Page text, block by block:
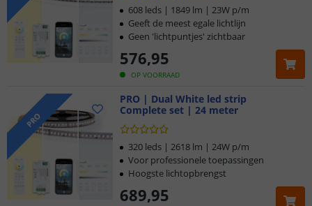
OP VOORRAAD
576,95
608 leds | 1849 lm | 23W p/m
Geeft de meest egale lichtlijn
Geen 'lichtpuntjes' zichtbaar
PRO
PRO | Dual White led strip
Complete set | 24 meter
689,95
320 leds | 2618 lm | 24W p/m
Voor professionele toepassingen
Hoogste lichtopbrengst